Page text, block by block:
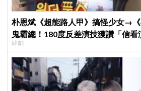
朴恩斌《超能路人甲》搞怪少女→
鬼霸總！180度反差演技獲讚「信看
韓劇